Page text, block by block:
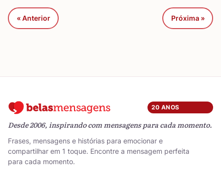
« Anterior Próxima »
20 ANOS
Desde 2006, inspirando com mensagens para cada momento.
Frases, mensagens e histórias para emocionar e
compartilhar em 1 toque. Encontre a mensagem perfeita
para cada momento.